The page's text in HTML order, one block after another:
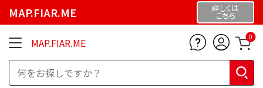
MAP.FIAR.ME 詳しくは
こちら
MAP.FIAR.ME 0